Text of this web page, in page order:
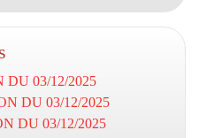
03/12/2025
DU 03/12/2025
DU 03/12/2025